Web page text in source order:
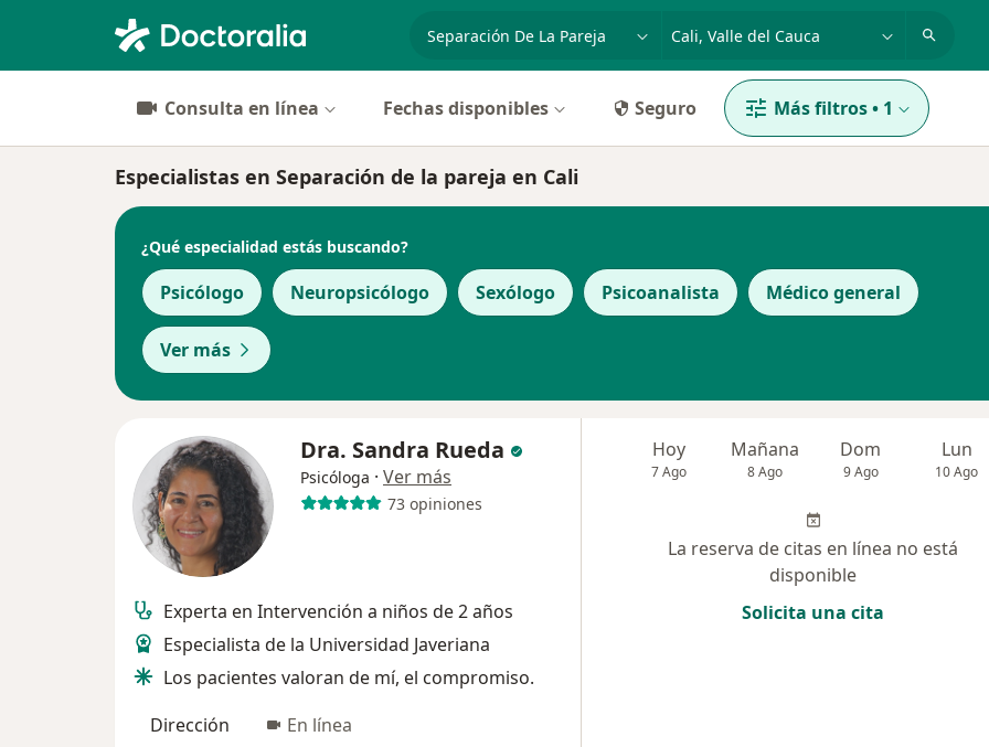
especialidad, enfermedad o nombre
Consulta en línea Fechas disponibles Seguro Más filtros• 1
Especialistas en Separación de la pareja en Cali
¿Qué especialidad estás buscando?
Psicólogo Neuropsicólogo Sexólogo Psicoanalista Médico general
Ver más
Dra. Sandra Rueda
Psicóloga · Ver más
73 opiniones
Experta en Intervención a niños de 2 años
Especialista de la Universidad Javeriana
Los pacientes valoran de mí, el compromiso.
Dirección
En línea
Hoy
7 Ago
Mañana
8 Ago
Dom
9 Ago
Lun
10 Ago
La reserva de citas en línea no está
disponible
Solicita una cita